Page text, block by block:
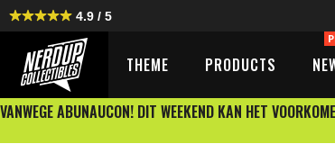
4.9 / 5
THEME PRODUCTS
VANWEGE ABUNAUCON! DIT WEEKEND KAN HET